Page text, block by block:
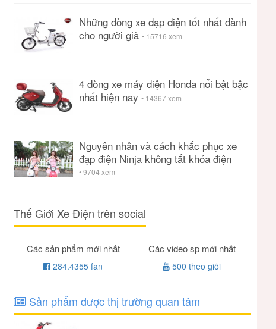
Những dòng xe đạp điện tốt nhất dành
cho người già • 15716 xem
4 dòng xe máy điện Honda nổi bật bậc
nhất hiện nay • 14367 xem
Nguyên nhân và cách khắc phục xe
đạp điện Ninja không tắt khóa điện
• 9704 xem
Thế Giới Xe Điện trên social
Các sản phẩm mới nhất
284.4355 fan
Các video sp mới nhất
500 theo giõi
Sản phẩm được thị trường quan tâm